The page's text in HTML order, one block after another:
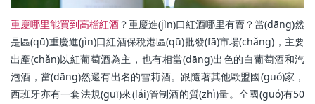
重慶哪里能買到高檔紅酒 ？重慶進(jìn)口紅酒哪里有賣？當(dāng)然
是區(qū)重慶進(jìn)口紅酒保稅港區(qū)批發(fā)市場(chǎng)，主要
出產(chǎn)以紅葡萄酒為主，也有相當(dāng)出色的白葡萄酒和汽
泡酒，當(dāng)然還有出名的雪莉酒。跟隨著其他歐盟國(guó)家，
西班牙亦有一套法規(guī)來(lái)管制酒的質(zhì)量。全國(guó)有50